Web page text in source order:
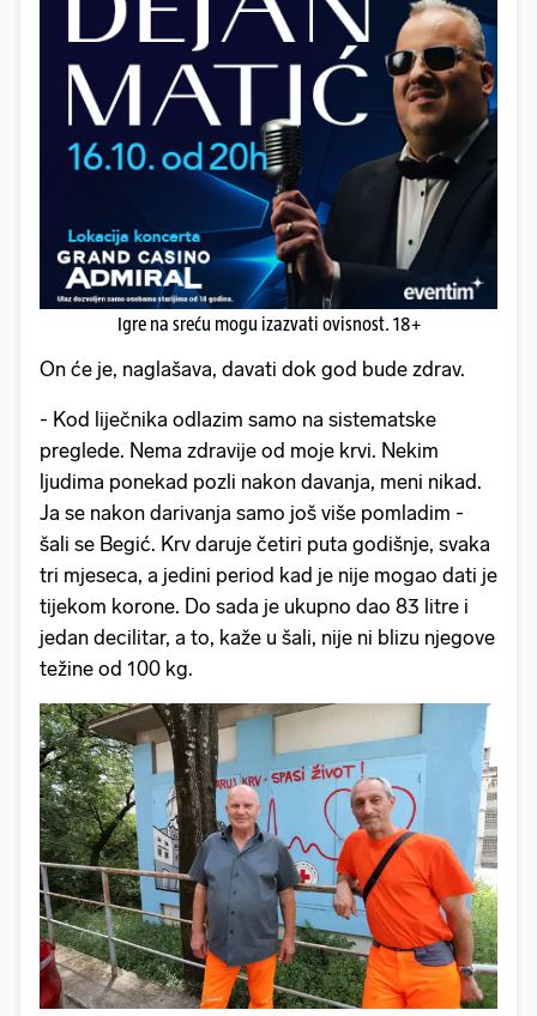
Igre na sreću mogu izazvati ovisnost. 18+
On će je, naglašava, davati dok god bude zdrav.
- Kod liječnika odlazim samo na sistematske
preglede. Nema zdravije od moje krvi. Nekim
ljudima ponekad pozli nakon davanja, meni nikad.
Ja se nakon darivanja samo još više pomladim -
šali se Begić. Krv daruje četiri puta godišnje, svaka
tri mjeseca, a jedini period kad je nije mogao dati je
tijekom korone. Do sada je ukupno dao 83 litre i
jedan decilitar, a to, kaže u šali, nije ni blizu njegove
težine od 100 kg.